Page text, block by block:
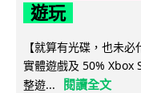
遊玩
【就算有光碟，也未
實體遊戲及 50% Xbox
整遊...
閱讀全文